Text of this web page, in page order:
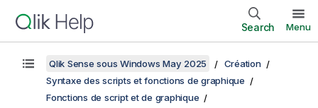
Search Menu
Qlik Sense sous Windows May 2025
Création
Syntaxe des scripts et fonctions de graphique
Fonctions de script et de graphique